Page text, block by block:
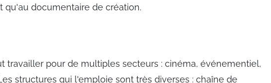
qu'au documentaire de création.
travailler pour de multiples secteurs : cinéma, événementiel,
structures qui l'emploie sont très diverses : chaîne de